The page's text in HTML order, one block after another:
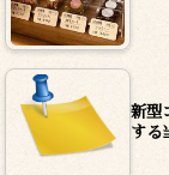
新型
する